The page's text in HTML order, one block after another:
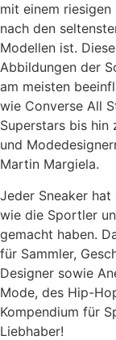
mit einem
nach den
Modellen ist.
Abbildungen der
am meisten
wie Converse All
Superstars bis hin
und
Martin Margiela.
Jeder Sneaker hat
wie die Sportler
gemacht haben.
für Sammler,
Designer sowie
Mode, des Hip-
Kompendium für
Liebhaber!